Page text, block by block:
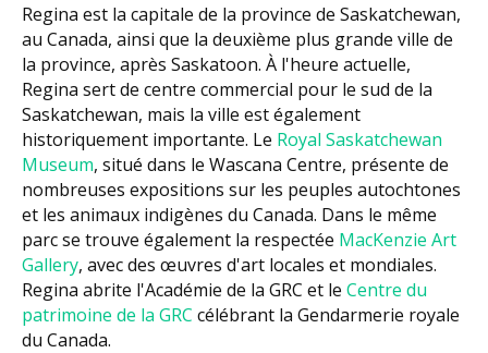
Regina est la capitale de la province de Saskatchewan,
au Canada, ainsi que la deuxième plus grande ville de
la province, après Saskatoon. À l'heure actuelle,
Regina sert de centre commercial pour le sud de la
Saskatchewan, mais la ville est également
historiquement importante. Le Royal Saskatchewan
Museum, situé dans le Wascana Centre, présente de
nombreuses expositions sur les peuples autochtones
et les animaux indigènes du Canada. Dans le même
parc se trouve également la respectée MacKenzie Art
Gallery, avec des œuvres d'art locales et mondiales.
Regina abrite l'Académie de la GRC et le Centre du
patrimoine de la GRC célébrant la Gendarmerie royale
du Canada.